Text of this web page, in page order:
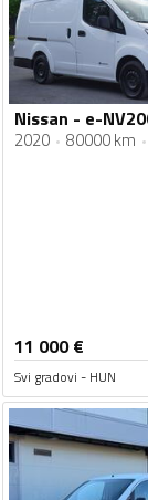
2020 80000 km
11 000€
Svi gradovi - HUN